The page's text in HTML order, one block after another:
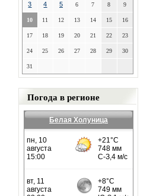
3 4 5 6 7 8 9
10 11 12 13 14 15 16
17 18 19 20 21 22 23
24 25 26 27 28 29 30
31
Погода в регионе
Белая Холуница